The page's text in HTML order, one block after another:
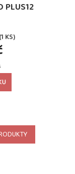
PLUS12
(1 KS)